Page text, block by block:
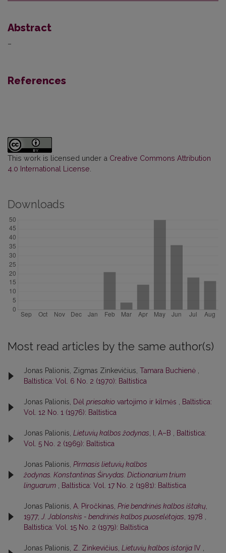
Abstract
–
References
This work is licensed under a Creative Commons Attribution
4.0 International License
Downloads
Most read articles by the same author(s)
Jonas Palionis, Zigmas Zinkevičius, Tamara Buchienė
Baltistica: Vol. 6 No. 2 (1970): Baltistica
Jonas Palionis, Dėl priesakio vartojimo ir kilmės
Baltistica:
Vol. 12 No. 1 (1976): Baltistica
Jonas Palionis, Lietuvių kalbos žodynas , I, A–B
Baltistica:
Vol. 5 No. 2 (1969): Baltistica
Jonas Palionis, Pirmasis lietuvių kalbos
žodynas. Konstantinas Širvydas. Dictionarium trium
linguarum
Baltistica: Vol. 17 No. 2 (1981): Baltistica
Jonas Palionis, A. Piročkinas, Prie bendrinės kalbos ištakų
1977; J. Jablonskis - bendrinės kalbos puoselėtojas , 1978
Baltistica: Vol. 15 No. 2 (1979): Baltistica
Jonas Palionis, Z. Zinkevičius, Lietuvių kalbos istorija IV